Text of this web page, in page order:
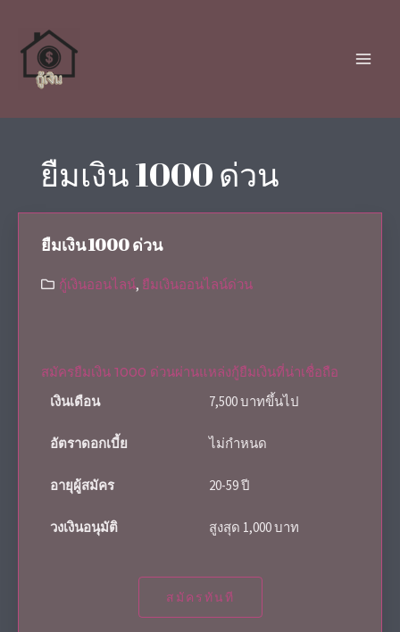
ยืมเงิน 1000 ด่วน
ยืมเงิน 1000 ด่วน
กู้เงินออนไลน์, ยืมเงินออนไลน์ด่วน
สมัครยืมเงิน 1000 ด่วนผ่านแหล่งกู้ยืมเงินที่น่าเชื่อถือ
เงินเดือน
7,500 บาทขึ้นไป
อัตราดอกเบี้ย ไม่กำหนด
อายุผู้สมัคร 20-59 ปี
วงเงินอนุมัติ สูงสุด 1,000 บาท
สมัครทันที